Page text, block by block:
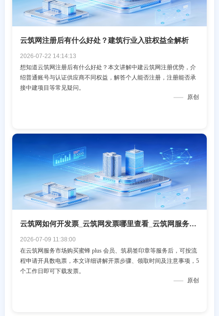
云筑网注册后有什么好处？建筑行业入驻权益全解析
2026-07-22 14:14:13
想知道云筑网注册后有什么好处？本文讲解中建云筑网注册优势，介
绍普通账号与认证供应商不同权益，解答个人能否注册，注册能否承
接中建项目等常见疑问。
原创
云筑网如何开发票_云筑网发票哪里查看_云筑网服务市场开票攻略
2026-07-09 11:38:00
在云筑网服务市场购买蜜蜂 plus 会员、筑易签印章等服务后，可按流
程申请开具数电票，本文详细讲解开票步骤、领取时间及注意事项，5
个工作日即可下载发票。
原创